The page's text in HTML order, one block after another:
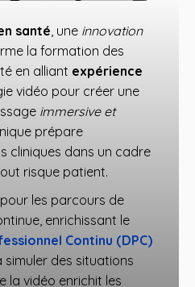
santé, une innovation
la formation des
en alliant expérience
vidéo pour créer une
immersive et
prépare
cliniques dans un cadre
risque patient.
les parcours de
enrichissant le
Continu (DPC)
des situations
la vidéo enrichit les